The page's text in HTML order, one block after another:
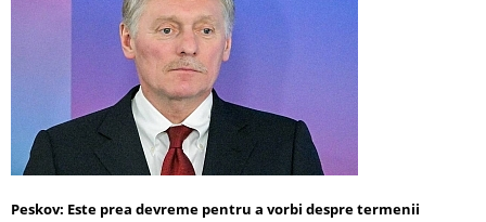
Peskov: Este prea devreme pentru a vorbi despre termenii